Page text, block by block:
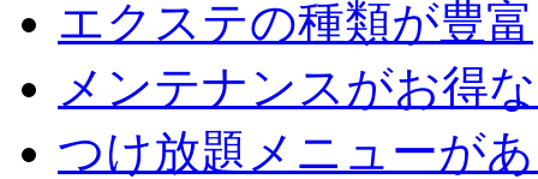
エクステの種類が豊富
メンテナンスがお得
つけ放題メニューが